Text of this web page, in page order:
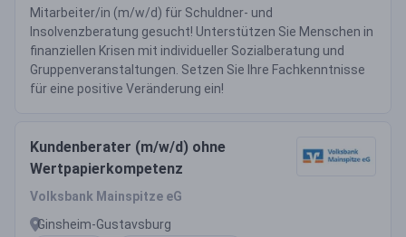
Mitarbeiter/in (m/w/d) für Schuldner- und
Insolvenzberatung gesucht! Unterstützen Sie Menschen in
finanziellen Krisen mit individueller Sozialberatung und
Gruppenveranstaltungen. Setzen Sie Ihre Fachkenntnisse
für eine positive Veränderung ein!
Kundenberater (m/w/d) ohne
Wertpapierkompetenz
Volksbank Mainspitze eG
Ginsheim-Gustavsburg